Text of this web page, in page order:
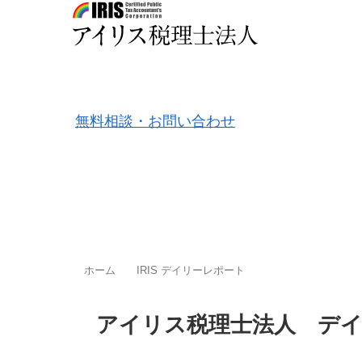
無料相談・お問い合わせ
ホーム IRIS デイリーレポート
アイリス税理士法人 デ